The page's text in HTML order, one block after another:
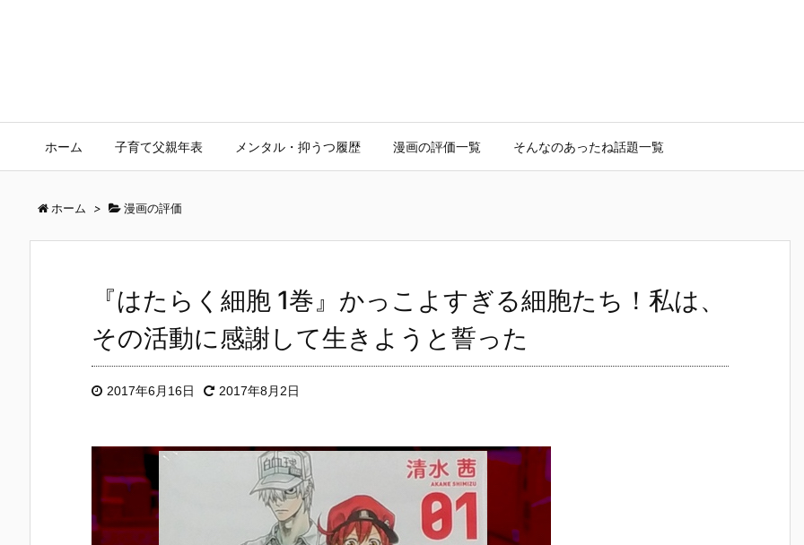
ホーム 子育て父親年表 メンタル・抑うつ履歴 漫画の評価一覧 そんなのあったね話題一覧
ホーム > 漫画の評価
『はたらく細胞 1巻』かっこよすぎる細胞たち！私は、
その活動に感謝して生きようと誓った
2017年6月16日 2017年8月2日